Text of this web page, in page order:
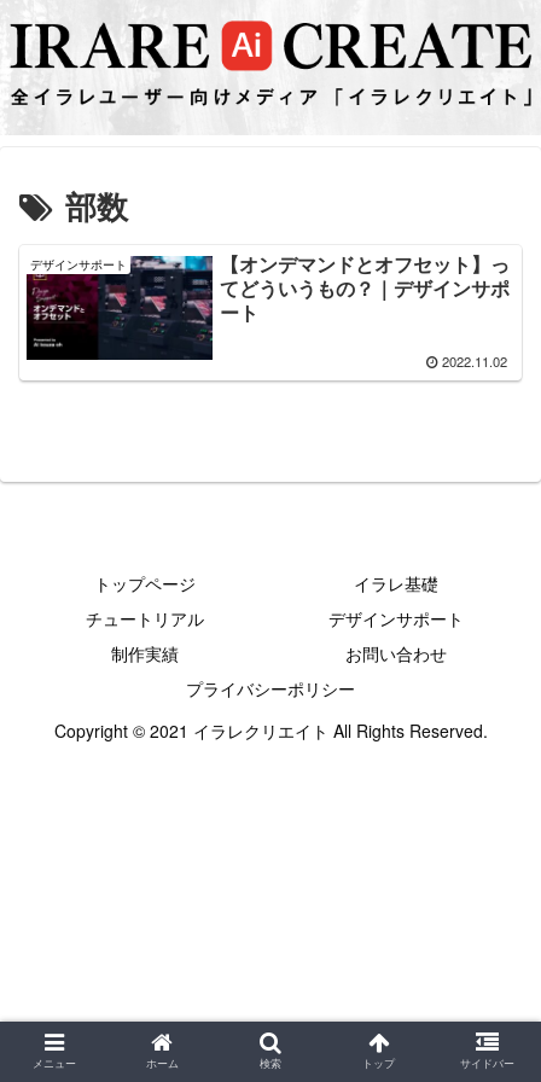
部数
デザインサポート
【オンデマンドとオフセット】っ
てどういうもの？｜デザインサポ
ート
2022.11.02
トップページ
イラレ基礎
チュートリアル
デザインサポート
制作実績
お問い合わせ
プライバシーポリシー
Copyright © 2021 イラレクリエイト All Rights Reserved.
メニュー ホーム 検索 トップ サイドバー